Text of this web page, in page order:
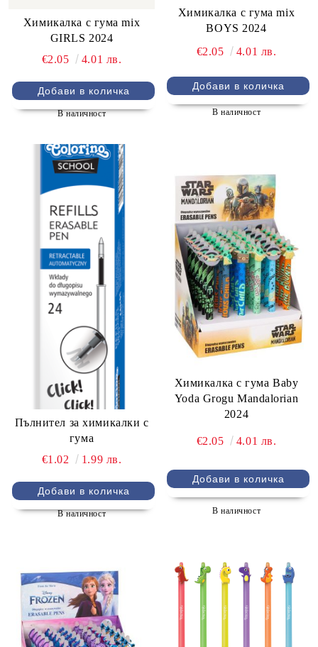
Химикалка с гума mix
GIRLS 2024
€2.05
4.01 лв.
В наличност
Химикалка с гума mix
BOYS 2024
€2.05
4.01 лв.
В наличност
Пълнител за химикалки с
гума
€1.02
1.99 лв.
В наличност
Химикалка с гума Baby
Yoda Grogu Mandalorian
2024
€2.05 4.01 лв.
В наличност